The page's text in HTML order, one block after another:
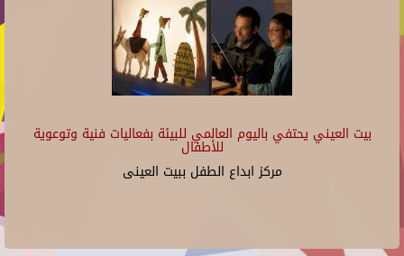
بيت العيني يحتفي باليوم العالمي للبيئة بفعاليات فنية وتوعوية
للأطفال
مركز ابداع الطفل ببيت العينى